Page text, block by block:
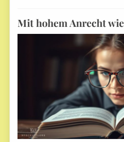
Mit hohem Anrecht